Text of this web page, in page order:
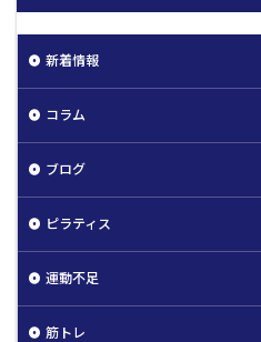
新着情報
コラム
ブログ
ピラティス
運動不足
筋トレ